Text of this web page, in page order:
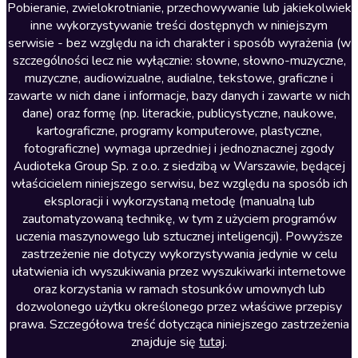
Literatura anglojęzyczna
Literatura faktu
Literatura obyczajowa
Literatura piękna obca
Literatura piękna polska
Nagrania relaksacyjne
Nauka języków
Nauki humanistyczne
Podcasty i audycje
Polityka
Prasa
Religia
Romans
Pobieranie, zwielokrotnianie, przechowywanie lub jakiekolwiek
inne wykorzystywanie treści dostępnych w niniejszym
serwisie - bez względu na ich charakter i sposób wyrażenia (w
szczególności lecz nie wyłącznie: słowne, słowno-muzyczne,
muzyczne, audiowizualne, audialne, tekstowe, graficzne i
zawarte w nich dane i informacje, bazy danych i zawarte w nich
dane) oraz formę (np. literackie, publicystyczne, naukowe,
kartograficzne, programy komputerowe, plastyczne,
fotograficzne) wymaga uprzedniej i jednoznacznej zgody
Audioteka Group Sp. z o.o. z siedzibą w Warszawie, będącej
właścicielem niniejszego serwisu, bez względu na sposób ich
eksploracji i wykorzystaną metodę (manualną lub
zautomatyzowaną technikę, w tym z użyciem programów
uczenia maszynowego lub sztucznej inteligencji). Powyższe
zastrzeżenie nie dotyczy wykorzystywania jedynie w celu
ułatwienia ich wyszukiwania przez wyszukiwarki internetowe
oraz korzystania w ramach stosunków umownych lub
dozwolonego użytku określonego przez właściwe przepisy
prawa. Szczegółowa treść dotycząca niniejszego zastrzeżenia
znajduje się tutaj.